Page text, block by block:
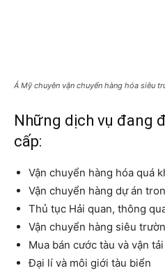
Á Mỹ chuyên vận chuyển hàng hóa siêu
Những dịch vụ đang
cấp:
Vận chuyển hàng hóa quá
Vận chuyển hàng dự án
Thủ tục Hải quan, thông
Vận chuyển hàng siêu
Mua bán cước tàu và vận
Đại lí và môi giới tàu biển